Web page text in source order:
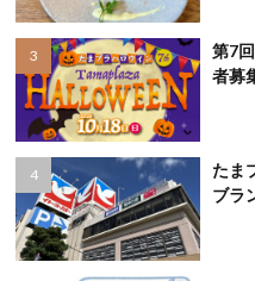
第7
者募
たま
ブラ